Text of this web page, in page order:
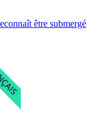
être submergé